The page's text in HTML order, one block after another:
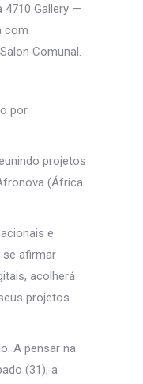
4710 Gallery —
com
Comunal.
por
projetos
(África
e
se afirmar
acolherá
projetos
A pensar na
(31), a